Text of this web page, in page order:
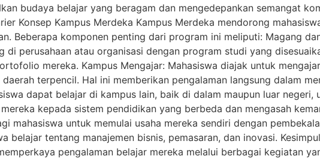
budaya belajar yang beragam dan mengedepankan semangat
Konsep Kampus Merdeka Kampus Merdeka mendorong
Beberapa komponen penting dari program ini meliputi: Magang
di perusahaan atau organisasi dengan program studi yang
mereka. Kampus Mengajar: Mahasiswa diajak untuk
terpencil. Hal ini memberikan pengalaman langsung dalam
dapat belajar di kampus lain, baik di dalam maupun luar
kepada sistem pendidikan yang berbeda dan mengasah
mahasiswa untuk memulai usaha mereka sendiri dengan
belajar tentang manajemen bisnis, pemasaran, dan inovasi.
pengalaman belajar mereka melalui berbagai kegiatan